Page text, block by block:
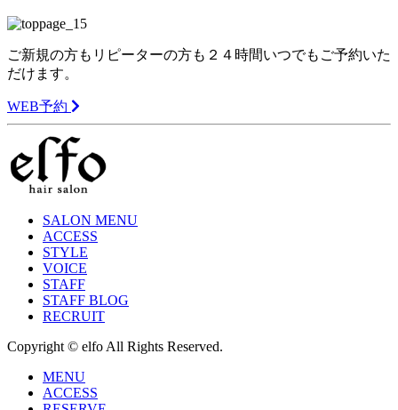
ご新規の方もリピーターの方も２４時間いつでもご予約いた
だけます。
WEB予約
SALON MENU
ACCESS
STYLE
VOICE
STAFF
STAFF BLOG
RECRUIT
Copyright © elfo All Rights Reserved.
MENU
ACCESS